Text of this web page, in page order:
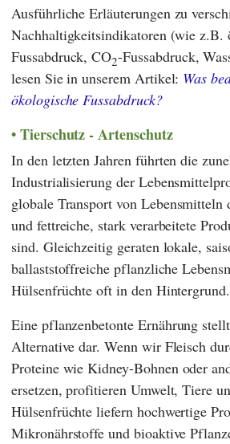
Ausführliche Erläuterungen zu
Nachhaltigkeitsindikatoren (wie z.B.
Fussabdruck, CO2-Fussabdruck,
lesen Sie in unserem Artikel: Was
ökologische Fussabdruck?
Tierschutz - Artenschutz
In den letzten Jahren führten die
Industrialisierung der
globale Transport von Lebensmitteln
und fettreiche, stark verarbeitete
sind. Gleichzeitig geraten lokale,
ballaststoffreiche pflanzliche
Hülsenfrüchte oft in den Hintergrund.
Eine pflanzenbetonte Ernährung
Alternative dar. Wenn wir Fleisch
Proteine wie Kidney-Bohnen oder
ersetzen, profitieren Umwelt, Tiere
Hülsenfrüchte liefern hochwertige
Mikronährstoffe und bioaktive